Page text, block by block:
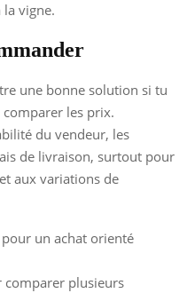
vigne.
une bonne solution si tu
les prix.
du vendeur, les
de livraison, surtout pour
aux variations de
un achat orienté
comparer plusieurs